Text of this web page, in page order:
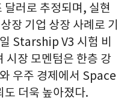
러로 추정되며, 실현
장 기업 상장 사례로 기
Starship V3 시험 비
시장 모멘텀은 한층 강
우주 경제에서 Space
도 더욱 높아졌다.